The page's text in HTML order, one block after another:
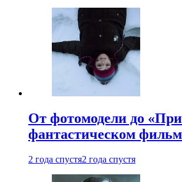
От фотомодели до
фантастическом
2 года спустя2 года спустя